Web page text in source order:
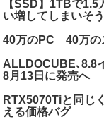
【SSD】1TBで
い増してしまいそ
40万のPC 40万の
ALLDOCUBE､8.8
8月13日に発売へ
RTX5070Tiと同じ
える価格バグ